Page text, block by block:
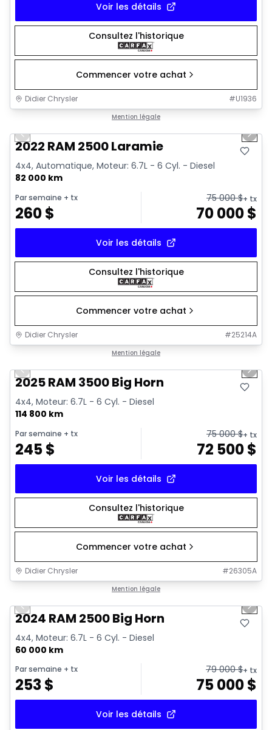
Voir les détails
Consultez l'historique
Commencer votre achat
Didier Chrysler #U1936
Mention légale
Previous slide Next
2022 RAM 2500 Laramie
4x4, Automatique, Moteur: 6.7L - 6 Cyl. - Diesel
82 000 km
Par semaine + tx
260$
75 000$+ tx
70 000$
Voir les détails
Consultez l'historique
Commencer votre achat
Didier Chrysler #25214A
Mention légale
Previous slide Next
2025 RAM 3500 Big Horn
4x4, Moteur: 6.7L - 6 Cyl. - Diesel
114 800 km
Par semaine + tx
245$
75 000$+ tx
72 500$
Voir les détails
Consultez l'historique
Commencer votre achat
Didier Chrysler #26305A
Mention légale
Previous slide Next
2024 RAM 2500 Big Horn
4x4, Moteur: 6.7L - 6 Cyl. - Diesel
60 000 km
Par semaine + tx
253$
79 000$+ tx
75 000$
Voir les détails